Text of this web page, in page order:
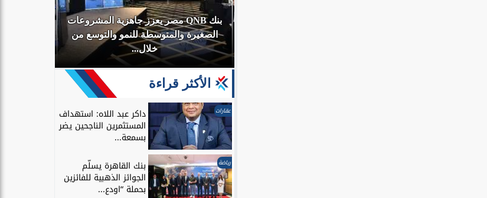
بنك QNB مصر يعزز جاهزية المشروعات
الصغيرة والمتوسطة للنمو والتوسع من
خلال...
الأكثر قراءة
عقارات داكر عبد اللاه: استهداف
المستثمرين الناجحين يضر
بسمعة...
رياضة بنك القاهرة يسلّم
الجوائز الذهبية للفائزين
بحملة “اودع...